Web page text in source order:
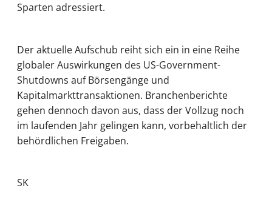
Sparten adressiert.
Der aktuelle Aufschub reiht sich ein in eine Reihe
globaler Auswirkungen des US-Government-
Shutdowns auf Börsengänge und
Kapitalmarkttransaktionen. Branchenberichte
gehen dennoch davon aus, dass der Vollzug noch
im laufenden Jahr gelingen kann, vorbehaltlich der
behördlichen Freigaben.
SK